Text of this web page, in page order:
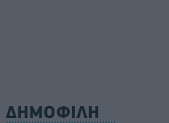
ΔΗΜΟΦΙΛΗ